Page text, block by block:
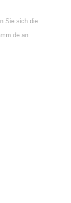
Sie sich die
an